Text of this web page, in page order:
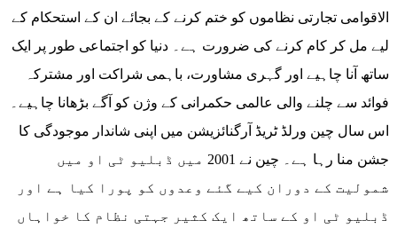
الاقوامی تجارتی نظاموں کو ختم کرنے کے بجائے ان کے استحکام کے
لیے مل کر کام کرنے کی ضرورت ہے۔ دنیا کو اجتماعی طور پر ایک
ساتھ آنا چاہیے اور گہری مشاورت، باہمی شراکت اور مشترکہ
فوائد سے چلنے والی عالمی حکمرانی کے وژن کو آگے بڑھانا چاہیے۔
اس سال چین ورلڈ ٹریڈ آرگنائزیشن میں اپنی شاندار موجودگی کا
جشن منا رہا ہے۔ چین نے 2001 میں ڈبلیو ٹی او میں
شمولیت کے دوران کیے گئے وعدوں کو پورا کیا ہے اور
ڈبلیو ٹی او کے ساتھ ایک کثیر جہتی نظام کا خواہاں